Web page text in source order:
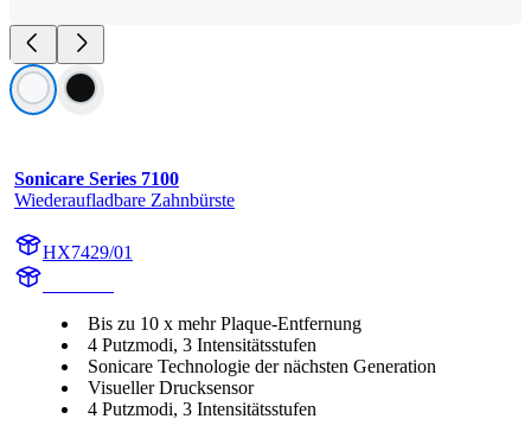
Sonicare Series 7100
Wiederaufladbare Zahnbürste
HX7429/01
Bis zu 10 x mehr Plaque-Entfernung
4 Putzmodi, 3 Intensitätsstufen
Sonicare Technologie der nächsten Generation
Visueller Drucksensor
4 Putzmodi, 3 Intensitätsstufen